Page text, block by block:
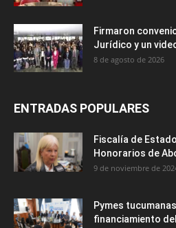
Firmaron
Jurídico y un
8 de agosto de 2026
ENTRADAS POPULARES
Fiscalía de
Honorarios de
9 de noviembre de
Pymes
financiamiento